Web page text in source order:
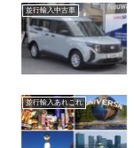
並行輸入中古車
並行輸入あれこれ